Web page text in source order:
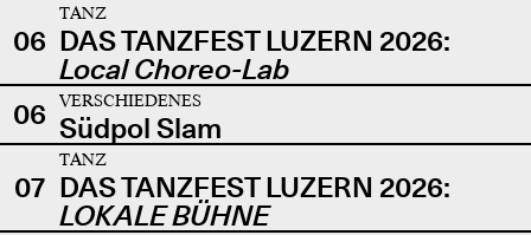
06
TANZ
DAS TANZFEST LUZERN 2026:
Local Choreo-Lab
06
VERSCHIEDENES
Südpol Slam
07
TANZ
DAS TANZFEST LUZERN 2026:
LOKALE BÜHNE